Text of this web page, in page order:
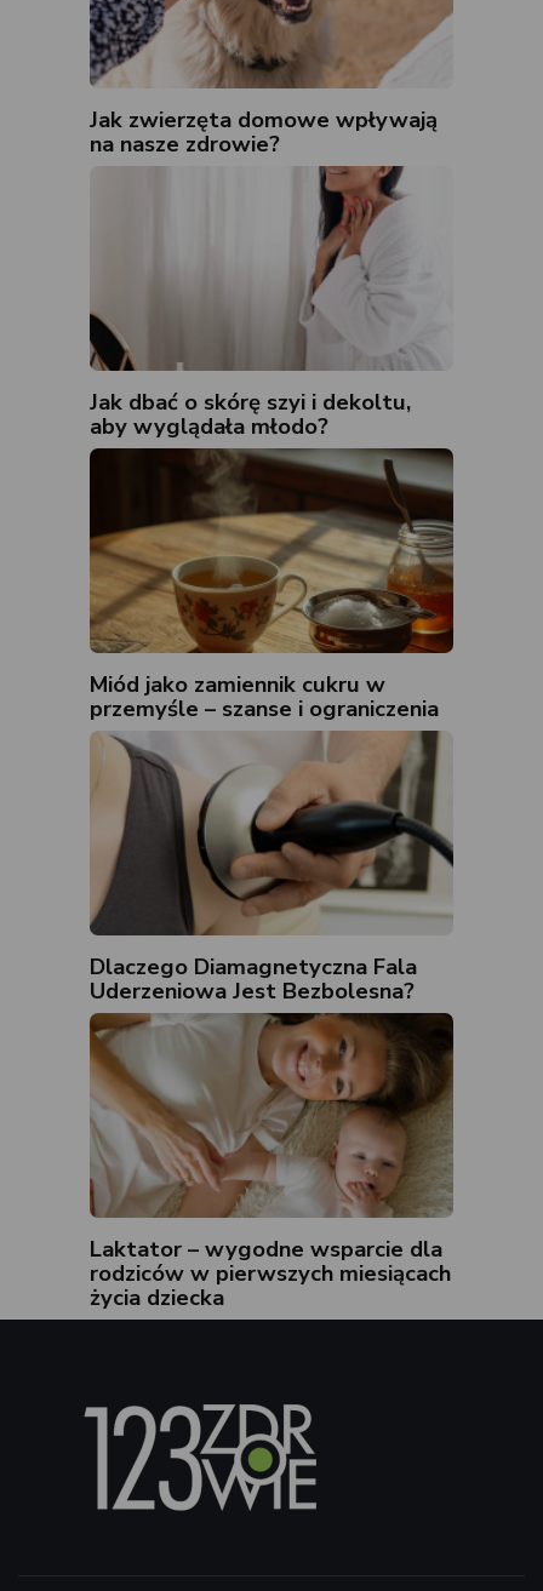
Jak zwierzęta domowe wpływają
na nasze zdrowie?
Jak dbać o skórę szyi i dekoltu,
aby wyglądała młodo?
Miód jako zamiennik cukru w
przemyśle – szanse i ograniczenia
Dlaczego Diamagnetyczna Fala
Uderzeniowa Jest Bezbolesna?
Laktator – wygodne wsparcie dla
rodziców w pierwszych miesiącach
życia dziecka